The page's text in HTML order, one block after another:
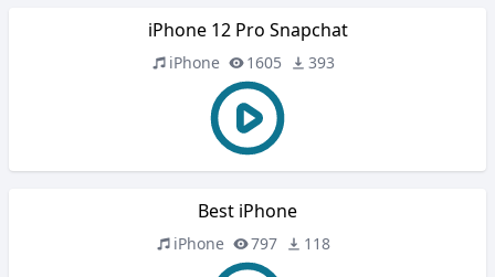
iPhone 12 Pro Snapchat
iPhone 1605 393
Best iPhone
iPhone 797 118